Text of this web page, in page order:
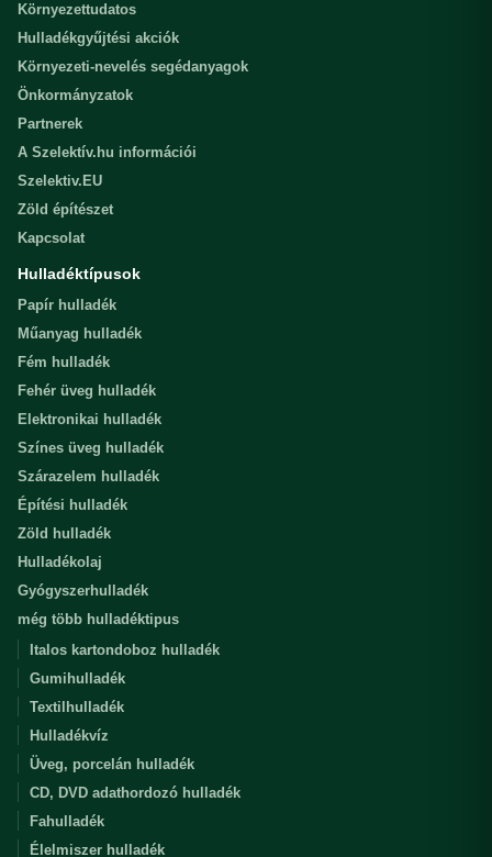
Környezettudatos
Hulladékgyűjtési akciók
Környezeti-nevelés segédanyagok
Önkormányzatok
Partnerek
A Szelektív.hu információi
Szelektiv.EU
Zöld építészet
Kapcsolat
Hulladéktípusok
Papír hulladék
Műanyag hulladék
Fém hulladék
Fehér üveg hulladék
Elektronikai hulladék
Színes üveg hulladék
Szárazelem hulladék
Építési hulladék
Zöld hulladék
Hulladékolaj
Gyógyszerhulladék
még több hulladéktipus
Italos kartondoboz hulladék
Gumihulladék
Textilhulladék
Hulladékvíz
Üveg, porcelán hulladék
CD, DVD adathordozó hulladék
Fahulladék
Élelmiszer hulladék